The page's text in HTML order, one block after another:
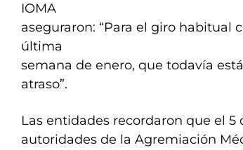
IOMA
aseguraron: “Para el giro habitual
última
semana de enero, que todavía
atraso”.
Las entidades recordaron que el 5
autoridades de la Agremiación